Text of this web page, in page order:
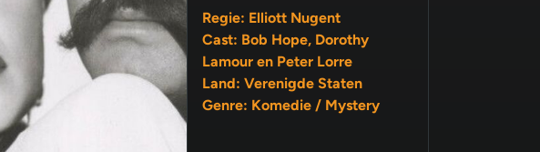
Regie: Elliott Nugent
Cast: Bob Hope, Dorothy
Lamour en Peter Lorre
Land: Verenigde Staten
Genre: Komedie / Mystery